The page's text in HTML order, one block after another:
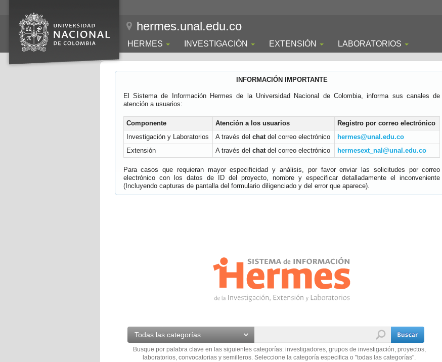
hermes.unal.edu.co
HERMES INVESTIGACIÓN EXTENSIÓN LABORATORIOS
INFORMACIÓN IMPORTANTE
El Sistema de Información Hermes de la Universidad Nacional de Colombia, informa sus canales de
atención a usuarios:
Componente Atención a los usuarios
Registro por correo electrónico
Investigación y Laboratorios
A través del chatdel correo electrónico
hermes@unal.edu.co
Extensión
A través del chatdel correo electrónico hermesext_nal@unal.edu.co
Para casos que requieran mayor especificidad y análisis, por favor enviar las solicitudes por correo
electrónico con los datos de ID del proyecto, nombre y especificar detalladamente el inconveniente
(Incluyendo capturas de pantalla del formulario diligenciado y del error que aparece).
Todas las categorías
Busque por palabra clave en las siguientes categorías: investigadores, grupos de investigación, proyectos,
laboratorios, convocatorias y semilleros. Seleccione la categoría especifica o "todas las categorías".